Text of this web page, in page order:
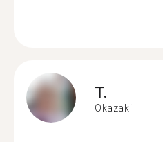
T.
Okazaki